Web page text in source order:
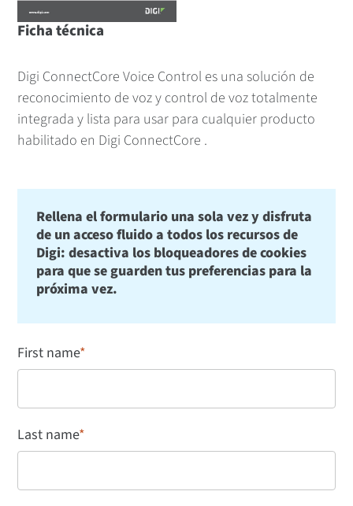
Digi ConnectCore Voice Control es una solución de
reconocimiento de voz y control de voz totalmente
integrada y lista para usar para cualquier producto
habilitado en Digi ConnectCore .
Rellena el formulario una sola vez y disfruta
de un acceso fluido a todos los recursos de
Digi: desactiva los bloqueadores de cookies
para que se guarden tus preferencias para la
próxima vez.
First name*
Last name*
Ficha técnica